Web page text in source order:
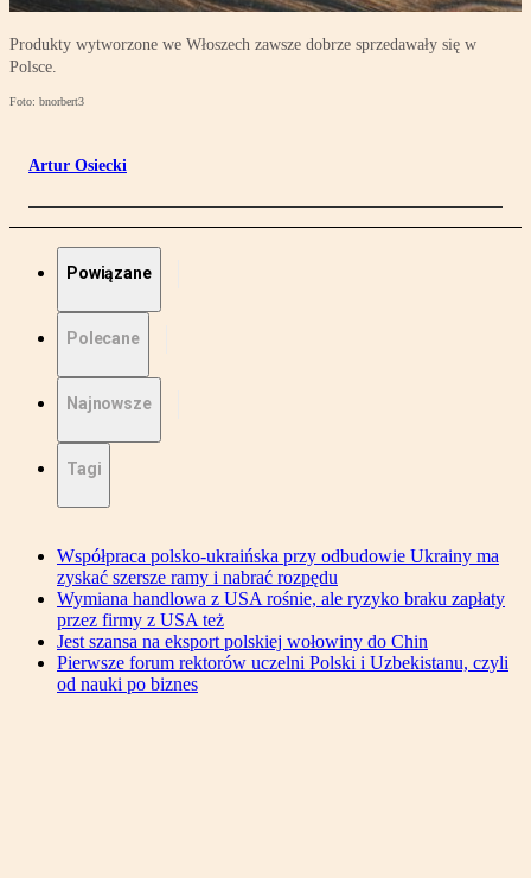
Produkty wytworzone we Włoszech zawsze dobrze sprzedawały się w
Polsce.
Foto: bnorbert3
Artur Osiecki
Powiązane
Polecane
Najnowsze
Tagi
Współpraca polsko-ukraińska przy odbudowie Ukrainy ma
zyskać szersze ramy i nabrać rozpędu
Wymiana handlowa z USA rośnie, ale ryzyko braku zapłaty
przez firmy z USA też
Jest szansa na eksport polskiej wołowiny do Chin
Pierwsze forum rektorów uczelni Polski i Uzbekistanu, czyli
od nauki po biznes